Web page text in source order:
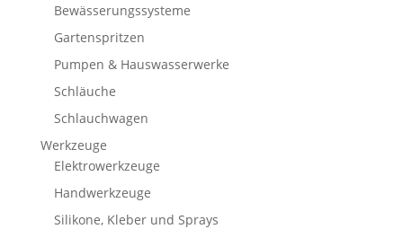
Bewässerungssysteme
Gartenspritzen
Pumpen & Hauswasserwerke
Schläuche
Schlauchwagen
Werkzeuge
Elektrowerkzeuge
Handwerkzeuge
Silikone, Kleber und Sprays